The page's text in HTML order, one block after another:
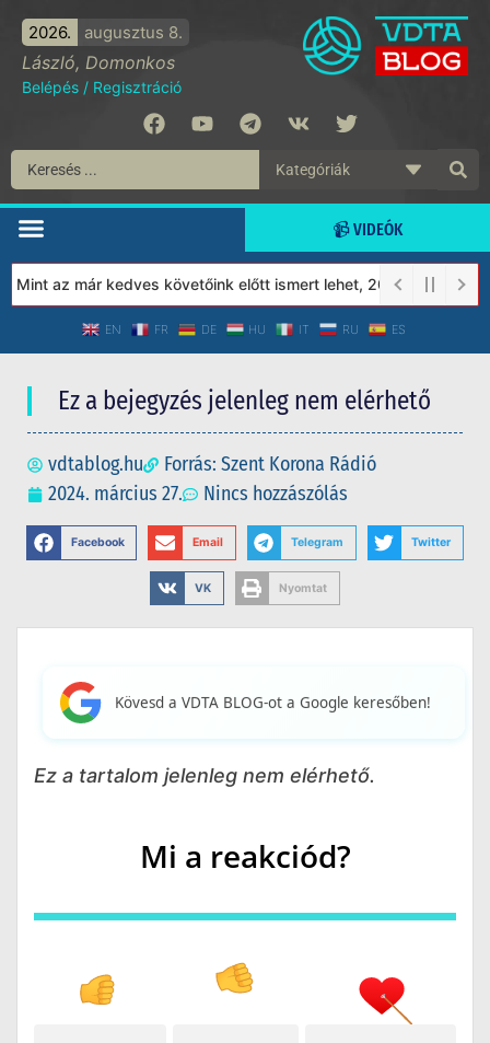
2026. augusztus 8.
László, Domonkos
Belépés / Regisztráció
📹 VIDEÓK
az már kedves követőink előtt ismert lehet, 2023-tól a
EN FR DE HU IT RU ES
Ez a bejegyzés jelenleg nem elérhető
vdtablog.hu
Forrás: Szent Korona Rádió
2024. március 27.
Nincs hozzászólás
Facebook Email Telegram Twitter
VK Nyomtat
Kövesd a VDTA BLOG-ot a Google keresőben!
Ez a tartalom jelenleg nem elérhető.
Mi a reakciód?